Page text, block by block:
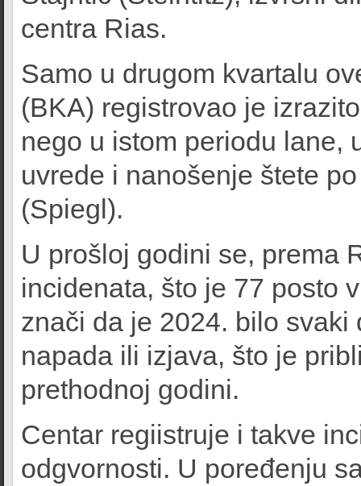
centra Rias.
Samo u drugom kvartalu
(BKA) registrovao je
nego u istom periodu lane,
uvrede i nanošenje štete
(Spiegl).
U prošloj godini se, prema
incidenata, što je 77 posto
znači da je 2024. bilo
napada ili izjava, što je
prethodnoj godini.
Centar regiistruje i takve
odgvornosti. U poređenju